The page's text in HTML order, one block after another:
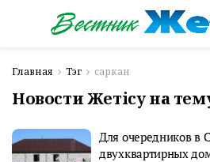
Главная Тэг саркан
Новости Жетісу на
Для очередников в
двухквартирных